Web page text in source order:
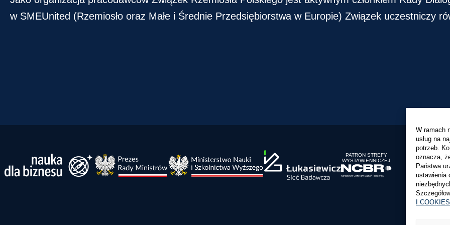
W ramach
usług na
potrzeb.
oznacza,
Państwa
ustawienia
I COOKIES
w SMEUnited (Rzemiosło oraz Małe i Średnie Przedsiębiorstwa w Europie) Związek uczestniczy
PATRON STREFY
WYSTAWIENNICZEJ